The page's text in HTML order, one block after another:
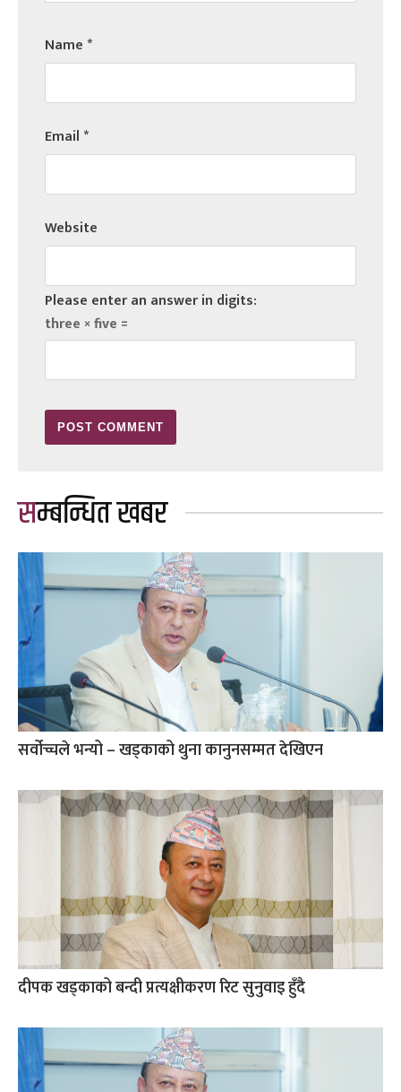
Name*
Email*
Website
Please enter an answer in digits:
three × five =
सम्बन्धित खबर
सर्वोच्चले भन्यो – खड्काको थुना कानुनसम्मत देखिएन
दीपक खड्काको बन्दी प्रत्यक्षीकरण रिट सुनुवाइ हुँदै